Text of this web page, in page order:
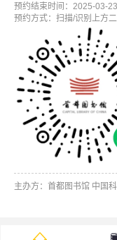
预约结束时间：2025-03-
预约方式：扫描/识别上方二
主办方：首都图书馆 中国